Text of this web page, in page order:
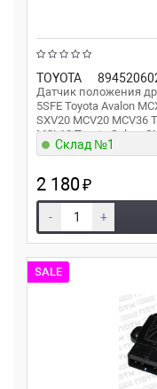
TOYOTA
Датчик положения
5SFE Toyota Avalon
SXV20 MCV20 MCV36
MCL10 Toyota Solara
Склад №1
2 180₽
- +
SALE